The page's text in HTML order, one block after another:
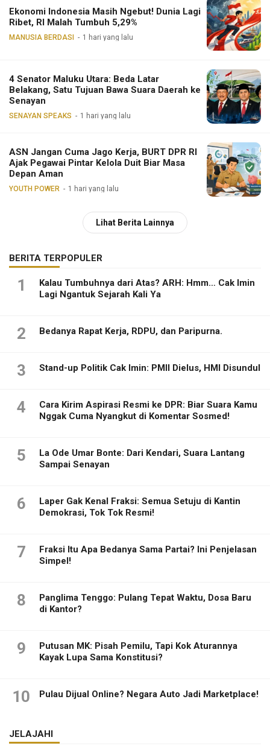
Ekonomi Indonesia Masih Ngebut! Dunia Lagi
Ribet, RI Malah Tumbuh 5,29%
MANUSIA BERDASI 1 hari yang lalu
4 Senator Maluku Utara: Beda Latar
Belakang, Satu Tujuan Bawa Suara Daerah ke
Senayan
SENAYAN SPEAKS 1 hari yang lalu
ASN Jangan Cuma Jago Kerja, BURT DPR RI
Ajak Pegawai Pintar Kelola Duit Biar Masa
Depan Aman
YOUTH POWER 1 hari yang lalu
Lihat Berita Lainnya
BERITA TERPOPULER
1
Kalau Tumbuhnya dari Atas? ARH: Hmm… Cak Imin
Lagi Ngantuk Sejarah Kali Ya
2 Bedanya Rapat Kerja, RDPU, dan Paripurna.
3 Stand-up Politik Cak Imin: PMII Dielus, HMI Disundul
4
Cara Kirim Aspirasi Resmi ke DPR: Biar Suara Kamu
Nggak Cuma Nyangkut di Komentar Sosmed!
5
La Ode Umar Bonte: Dari Kendari, Suara Lantang
Sampai Senayan
6
Laper Gak Kenal Fraksi: Semua Setuju di Kantin
Demokrasi, Tok Tok Resmi!
7
Fraksi Itu Apa Bedanya Sama Partai? Ini Penjelasan
Simpel!
8
Panglima Tenggo: Pulang Tepat Waktu, Dosa Baru
di Kantor?
9
Putusan MK: Pisah Pemilu, Tapi Kok Aturannya
Kayak Lupa Sama Konstitusi?
10 Pulau Dijual Online? Negara Auto Jadi Marketplace!
JELAJAHI